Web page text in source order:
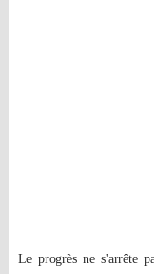
Le progrès ne s'arrête